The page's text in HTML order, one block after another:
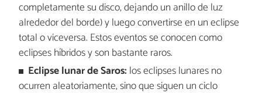
completamente su disco, dejando un anillo de luz
alrededor del borde) y luego convertirse en un eclipse
total o viceversa. Estos eventos se conocen como
eclipses híbridos y son bastante raros.
Eclipse lunar de Saros: los eclipses lunares no
ocurren aleatoriamente, sino que siguen un ciclo